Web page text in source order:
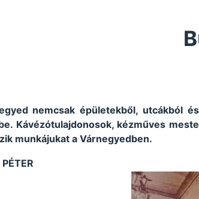
nemcsak épületekből, utcákból
Kávézótulajdonosok, kézműves
munkájukat a Várnegyedben.